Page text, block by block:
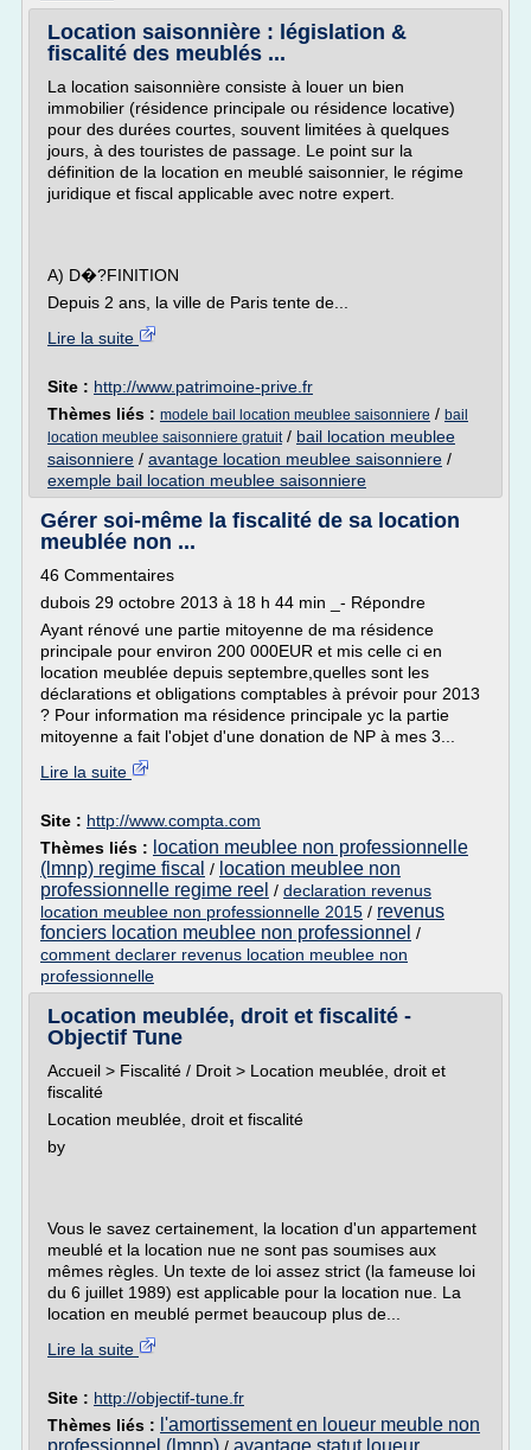
Location saisonnière : législation &
fiscalité des meublés ...
La location saisonnière consiste à louer un bien
immobilier (résidence principale ou résidence locative)
pour des durées courtes, souvent limitées à quelques
jours, à des touristes de passage. Le point sur la
définition de la location en meublé saisonnier, le régime
juridique et fiscal applicable avec notre expert.
A) D�?FINITION
Depuis 2 ans, la ville de Paris tente de...
Lire la suite
Site : http://www.patrimoine-prive.fr
Thèmes liés : modele bail location meublee saisonniere / bail
location meublee saisonniere gratuit/ bail location meublee
saisonniere / avantage location meublee saisonniere /
exemple bail location meublee saisonniere
Gérer soi-même la fiscalité de sa location
meublée non ...
46 Commentaires
dubois 29 octobre 2013 à 18 h 44 min _- Répondre
Ayant rénové une partie mitoyenne de ma résidence
principale pour environ 200 000EUR et mis celle ci en
location meublée depuis septembre,quelles sont les
déclarations et obligations comptables à prévoir pour 2013
? Pour information ma résidence principale yc la partie
mitoyenne a fait l'objet d'une donation de NP à mes 3...
Lire la suite
Site : http://www.compta.com
Thèmes liés : location meublee non professionnelle
(lmnp) regime fiscal / location meublee non
professionnelle regime reel / declaration revenus
location meublee non professionnelle 2015 / revenus
fonciers location meublee non professionnel /
comment declarer revenus location meublee non
professionnelle
Location meublée, droit et fiscalité -
Objectif Tune
Accueil > Fiscalité / Droit > Location meublée, droit et
fiscalité
Location meublée, droit et fiscalité
by
Vous le savez certainement, la location d'un appartement
meublé et la location nue ne sont pas soumises aux
mêmes règles. Un texte de loi assez strict (la fameuse loi
du 6 juillet 1989) est applicable pour la location nue. La
location en meublé permet beaucoup plus de...
Lire la suite
Site : http://objectif-tune.fr
Thèmes liés : l'amortissement en loueur meuble non
professionnel (lmnp)
avantage statut loueur